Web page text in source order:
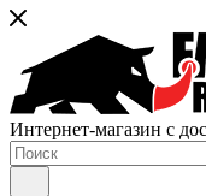
Интернет-магазин с